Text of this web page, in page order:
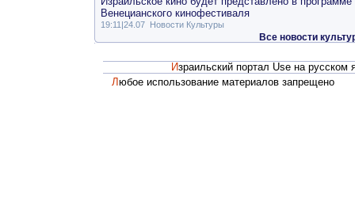
Венецианского кинофестиваля
19:11|24.07 Новости Культуры
Все новости
Израильский портал Use на
Любое использование материалов запрещено